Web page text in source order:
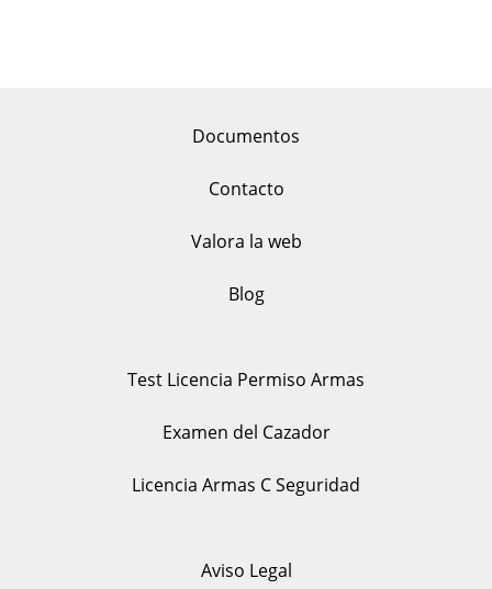
Documentos
Contacto
Valora la web
Blog
Test Licencia Permiso Armas
Examen del Cazador
Licencia Armas C Seguridad
Aviso Legal